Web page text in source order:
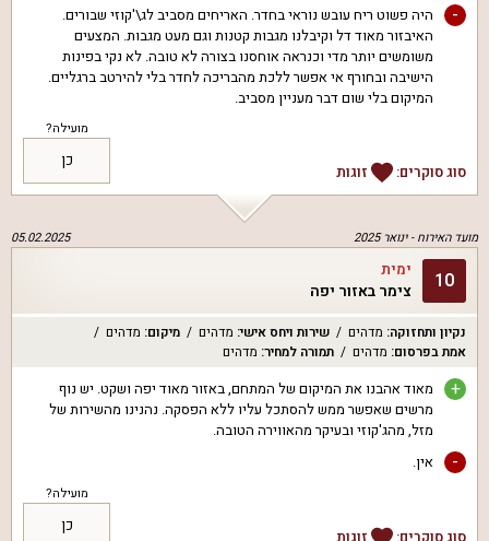
-
היה פשוט ריח עובש נוראי בחדר. האריחים מסביב לג\'קוזי שבורים.
האיבזור מאוד דל וקיבלנו מגבות קטנות וגם מעט מגבות. המצעים
משומשים יותר מדי וכנראה אוחסנו בצורה לא טובה. לא נקי בפינות
הישיבה ובחורף אי אפשר ללכת מהבריכה לחדר בלי להירטב ברגליים.
המיקום בלי שום דבר מעניין מסביב.
סוג סוקרים: זוגות
מועילה?
כן
מועד האירוח -ינואר 2025 05.02.2025
10 ימית
צימר באזור יפה
נקיון ותחזוקה: מדהים שירות ויחס אישי: מדהים מיקום: מדהים
אמת בפרסום: מדהים תמורה למחיר: מדהים
+
מאוד אהבנו את המיקום של המתחם, באזור מאוד יפה ושקט. יש נוף
מרשים שאפשר ממש להסתכל עליו ללא הפסקה. נהנינו מהשירות של
מזל, מהג'קוזי ובעיקר מהאווירה הטובה.
- אין.
מועילה?
כן